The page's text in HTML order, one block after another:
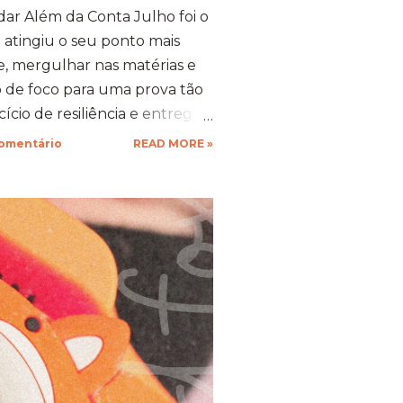
Além da Conta ​Julho foi o
atingiu o seu ponto mais
mergulhar nas matérias e
foco para uma prova tão
de resiliência e entrega.
se compromete de
mas foi a prova
força. 🦊 A Viagem para
​Trocar de ar e ir
transformou o peso do
memorável. A
arquitetura, suas estufas e
READ MORE »